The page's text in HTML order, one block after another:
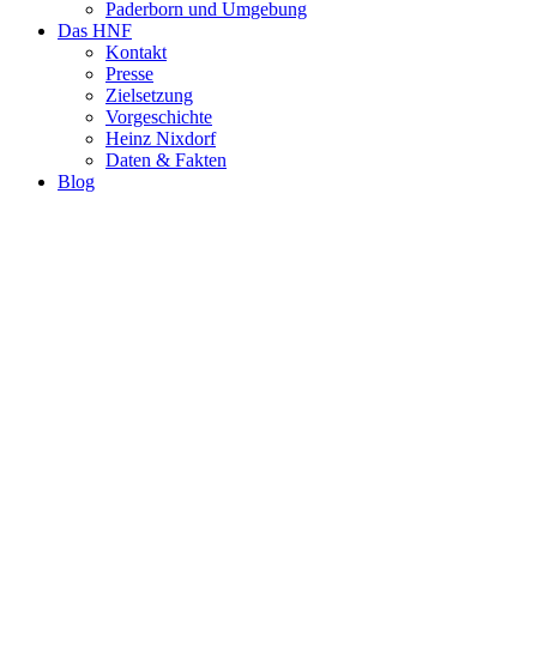
Paderborn und Umgebung
Das HNF
Kontakt
Presse
Zielsetzung
Vorgeschichte
Heinz Nixdorf
Daten & Fakten
Blog